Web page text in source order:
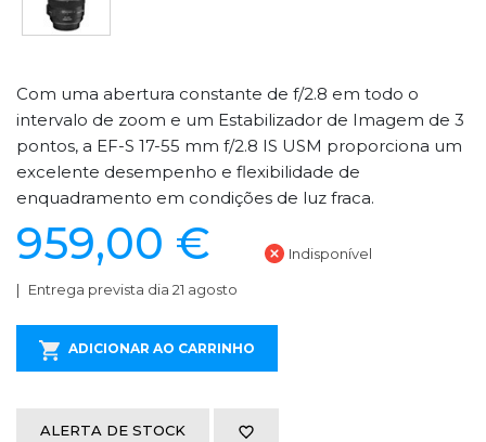
Com uma abertura constante de f/2.8 em todo o
intervalo de zoom e um Estabilizador de Imagem de 3
pontos, a EF-S 17-55 mm f/2.8 IS USM proporciona um
excelente desempenho e flexibilidade de
enquadramento em condições de luz fraca.
959,00 € Indisponível
Entrega prevista dia 21 agosto
ADICIONAR AO CARRINHO
ALERTA DE STOCK